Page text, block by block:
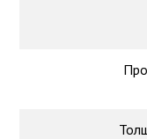
Ковролин на
Ковролин
Ковролин